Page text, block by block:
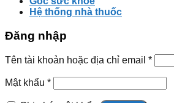
Hệ thống nhà thuốc
Đăng nhập
Tên tài khoản hoặc địa chỉ email *
Mật khẩu *